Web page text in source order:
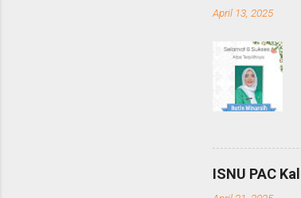
April 13, 2025
ISNU PAC